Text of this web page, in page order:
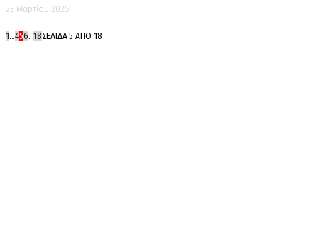
23 Μαρτίου 2025
1...456...18ΣΕΛΊΔΑ 5 ΑΠΌ 18